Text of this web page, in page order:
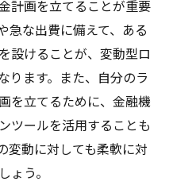
計画を立てることが重要
急な出費に備えて、ある
設けることが、変動型ロ
ります。また、自分のラ
を立てるために、金融機
ツールを活用することも
変動に対しても柔軟に対
ょう。